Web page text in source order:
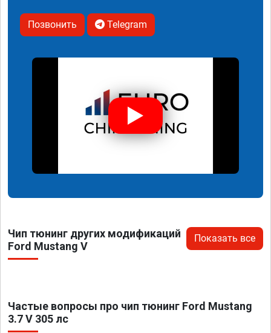
Позвонить Telegram
Чип тюнинг других модификаций
Ford Mustang V
Показать все
Частые вопросы про чип тюнинг Ford Mustang
3.7 V 305 лс